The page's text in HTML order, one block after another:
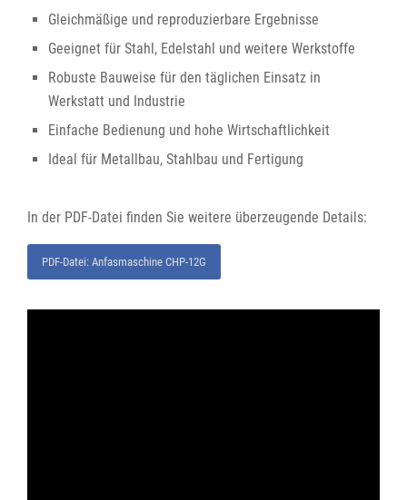
Gleichmäßige und reproduzierbare Ergebnisse
Geeignet für Stahl, Edelstahl und weitere Werkstoffe
Robuste Bauweise für den täglichen Einsatz in
Werkstatt und Industrie
Einfache Bedienung und hohe Wirtschaftlichkeit
Ideal für Metallbau, Stahlbau und Fertigung
In der PDF-Datei finden Sie weitere überzeugende Details:
PDF-Datei: Anfasmaschine CHP-12G